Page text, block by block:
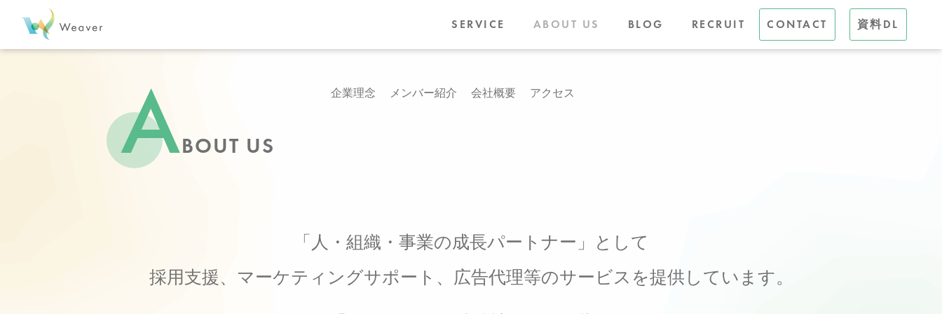
SERVICE ABOUT US BLOG RECRUIT CONTACT 資料DL
ABOUT US
企業理念 メンバー紹介 会社概要 アクセス
「人・組織・事業の成長パートナー」
として
採用支援、マーケティングサポート、 広告代理等のサービスを提供しています。